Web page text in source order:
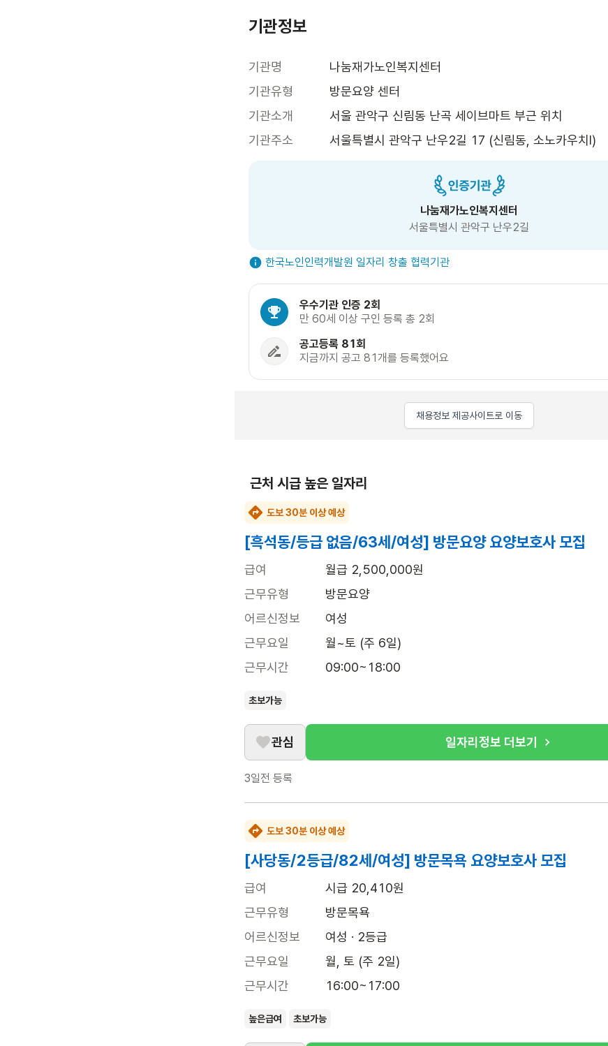
기관정보
기관명
나눔재가노인복지센터
기관유형
방문요양 센터
기관소개
서울 관악구 신림동 난곡 세이브마트 부근 위치
기관주소
서울특별시 관악구 난우2길 17 (신림동, 소노카우치Ⅰ)
나눔재가노인복지센터
서울특별시 관악구 난우2길
한국노인인력개발원 일자리 창출 협력기관
우수기관 인증 2회
만 60세 이상 구인 등록 총 2회
공고등록 81회
지금까지 공고 81개를 등록했어요
채용정보 제공사이트로 이동
근처 시급 높은 일자리
도보 30분 이상 예상
[흑석동/등급 없음/63세/여성] 방문요양 요양보호사 모집
급여
월급 2,500,000원
근무유형
방문요양
어르신정보
여성
근무요일
월~토 (주 6일)
근무시간
09:00~18:00
초보가능
관심 일자리정보 더보기
3일전 등록
도보 30분 이상 예상
[사당동/2등급/82세/여성] 방문목욕 요양보호사 모집
급여
시급 20,410원
근무유형
방문목욕
어르신정보
여성 · 2등급
근무요일
월, 토 (주 2일)
근무시간
16:00~17:00
높은급여 초보가능